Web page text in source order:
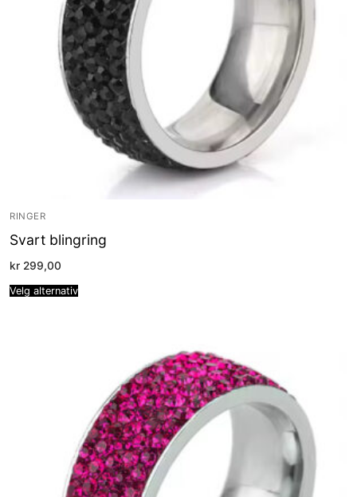
RINGER
Svart blingring
kr 299,00
Velg alternativ